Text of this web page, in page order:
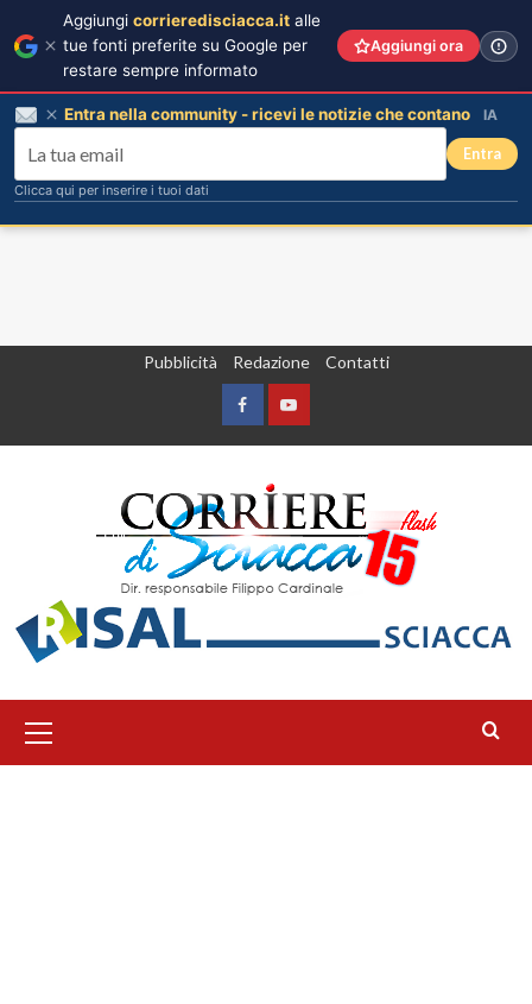
Pubblicità Redazione Contatti
FacebookYountube
principale
Aggiungi corrieredisciacca.it alle
tue fonti preferite su Google per
restare sempre informato
Aggiungi ora
Entra nella community - ricevi le notizie che contano IA
Entra
Clicca qui per inserire i tuoi dati